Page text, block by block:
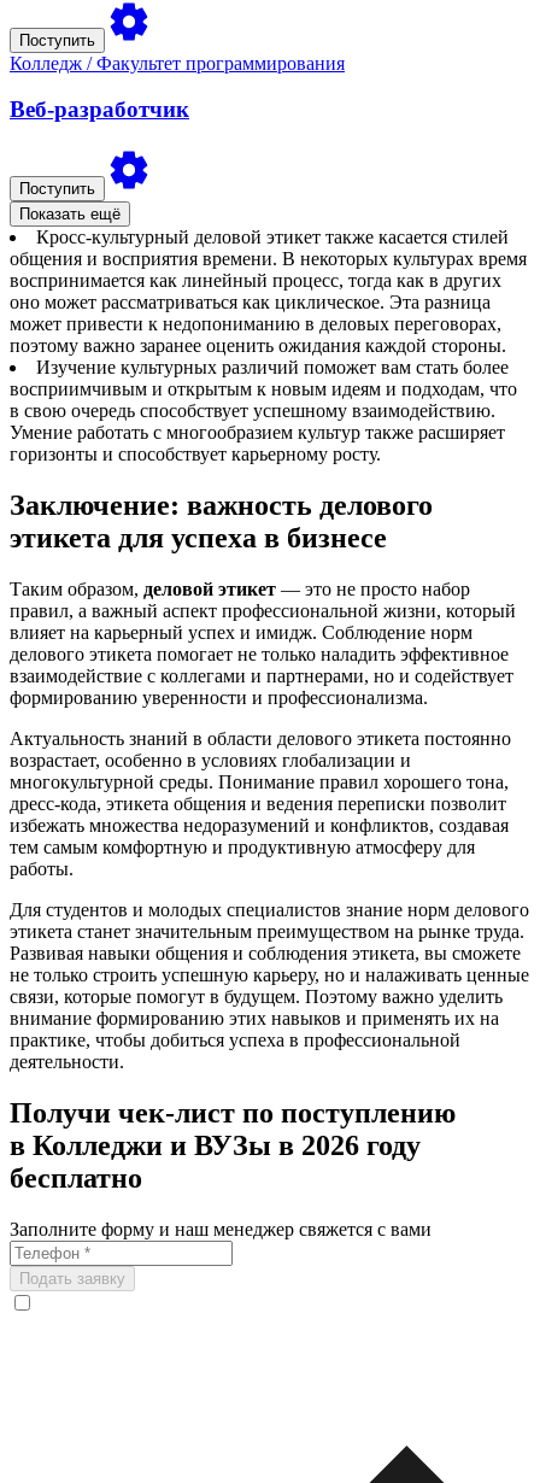
Поступить
Колледж / Факультет программирования
Веб-разработчик
Поступить
Показать ещё
Кросс-культурный деловой этикет также касается стилей
общения и восприятия времени. В некоторых культурах время
воспринимается как линейный процесс, тогда как в других
оно может рассматриваться как циклическое. Эта разница
может привести к недопониманию в деловых переговорах,
поэтому важно заранее оценить ожидания каждой стороны.
Изучение культурных различий поможет вам стать более
восприимчивым и открытым к новым идеям и подходам, что
в свою очередь способствует успешному взаимодействию.
Умение работать с многообразием культур также расширяет
горизонты и способствует карьерному росту.
Заключение: важность делового
этикета для успеха в бизнесе
Таким образом, деловой этикет — это не просто набор
правил, а важный аспект профессиональной жизни, который
влияет на карьерный успех и имидж. Соблюдение норм
делового этикета помогает не только наладить эффективное
взаимодействие с коллегами и партнерами, но и содействует
формированию уверенности и профессионализма.
Актуальность знаний в области делового этикета постоянно
возрастает, особенно в условиях глобализации и
многокультурной среды. Понимание правил хорошего тона,
дресс-кода, этикета общения и ведения переписки позволит
избежать множества недоразумений и конфликтов, создавая
тем самым комфортную и продуктивную атмосферу для
работы.
Для студентов и молодых специалистов знание норм делового
этикета станет значительным преимуществом на рынке труда.
Развивая навыки общения и соблюдения этикета, вы сможете
не только строить успешную карьеру, но и налаживать ценные
связи, которые помогут в будущем. Поэтому важно уделить
внимание формированию этих навыков и применять их на
практике, чтобы добиться успеха в профессиональной
деятельности.
Получи чек-лист по поступлению
в Колледжи и ВУЗы в 2026 году
бесплатно
Заполните форму и наш менеджер свяжется с вами
Подать заявку